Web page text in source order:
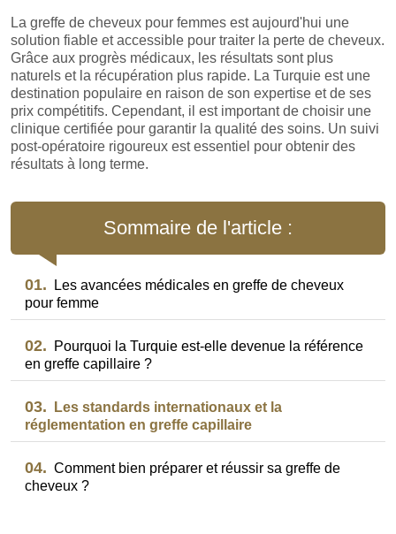
La greffe de cheveux pour femmes est aujourd'hui une
solution fiable et accessible pour traiter la perte de cheveux.
Grâce aux progrès médicaux, les résultats sont plus
naturels et la récupération plus rapide. La Turquie est une
destination populaire en raison de son expertise et de ses
prix compétitifs. Cependant, il est important de choisir une
clinique certifiée pour garantir la qualité des soins. Un suivi
post-opératoire rigoureux est essentiel pour obtenir des
résultats à long terme.
Sommaire de l'article :
01.
Les avancées médicales en greffe de cheveux
pour femme
02.
Pourquoi la Turquie est-elle devenue la référence
en greffe capillaire ?
03.
Les standards internationaux et la
réglementation en greffe capillaire
04. Comment bien préparer et réussir sa greffe de
cheveux ?